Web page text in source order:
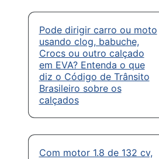
Pode dirigir carro ou moto
usando clog, babuche,
Crocs ou outro calçado
em EVA? Entenda o que
diz o Código de Trânsito
Brasileiro sobre os
calçados
Com motor 1.8 de 132 cv,